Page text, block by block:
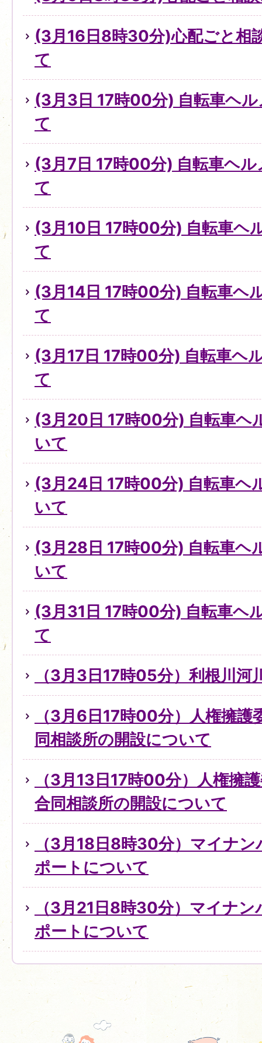
(3月16日8時30分)心配ごと相
て
(3月3日 17時00分) 自転車ヘ
て
(3月7日 17時00分) 自転車ヘ
て
(3月10日 17時00分) 自転車ヘ
て
(3月14日 17時00分) 自転車ヘ
て
(3月17日 17時00分) 自転車ヘ
て
(3月20日 17時00分) 自転車ヘ
いて
(3月24日 17時00分) 自転車ヘ
いて
(3月28日 17時00分) 自転車ヘ
いて
(3月31日 17時00分) 自転車ヘ
て
（3月3日17時05分）利根川
（3月6日17時00分）人権擁護
同相談所の開設について
（3月13日17時00分）人権擁
合同相談所の開設について
（3月18日8時30分）マイナ
ポートについて
（3月21日8時30分）マイナ
ポートについて